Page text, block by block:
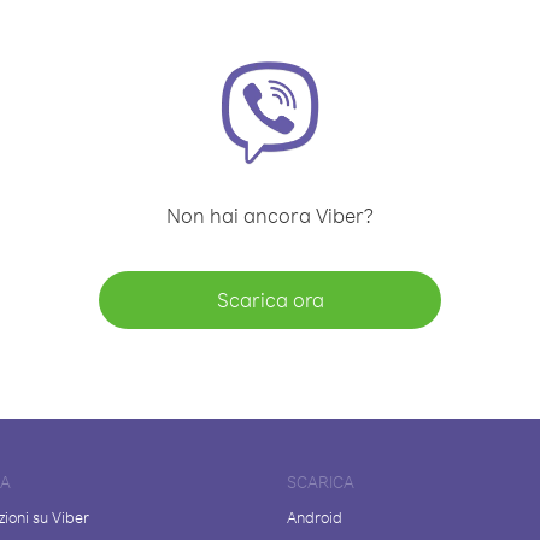
Non hai ancora Viber?
Scarica ora
su Viber
SCARICA
Android